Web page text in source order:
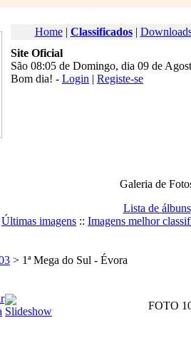
Home| Classificados|
Site Oficial
São 08:05 de Domingo, dia 09 de
Bom dia! - Login | Registe-se
Galeria de
Lista de álbuns
Últimas imagens :: Imagens melhor
> 1ª Mega do Sul - Évora
FOTO